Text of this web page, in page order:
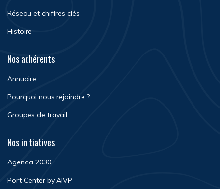
Réseau et chiffres clés
Histoire
Nos adhérents
Annuaire
Pourquoi nous rejoindre ?
Groupes de travail
Nos initiatives
Agenda 2030
Port Center by AIVP